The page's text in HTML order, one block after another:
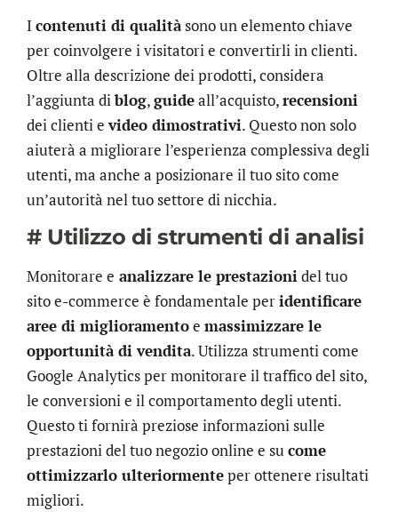
I contenuti di qualitàsono un elemento chiave
per coinvolgere i visitatori e convertirli in clienti.
Oltre alla descrizione dei prodotti, considera
l’aggiunta diblog,guideall’acquisto,recensioni
dei clienti evideo dimostrativi. Questo non solo
aiuterà a migliorare l’esperienza complessiva degli
utenti, ma anche a posizionare il tuo sito come
un’autorità nel tuo settore di nicchia.
# Utilizzo di strumenti di analisi
Monitorare e analizzare le prestazionidel tuo
sito e-commerce è fondamentale peridentificare
aree di miglioramentoe massimizzare le
opportunità di vendita. Utilizza strumenti come
Google Analytics per monitorare il traffico del sito,
le conversioni e il comportamento degli utenti.
Questo ti fornirà preziose informazioni sulle
prestazioni del tuo negozio online e sucome
ottimizzarlo ulteriormenteper ottenere risultati
migliori.